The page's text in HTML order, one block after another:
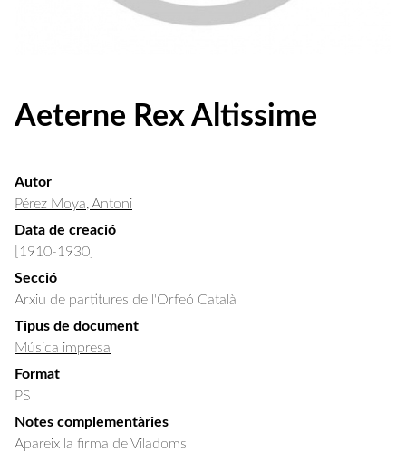
Aeterne Rex Altissime
Autor
Pérez Moya, Antoni
Data de creació
[1910-1930]
Secció
Arxiu de partitures de l'Orfeó Català
Tipus de document
Música impresa
Format
PS
Notes complementàries
Apareix la firma de Viladoms